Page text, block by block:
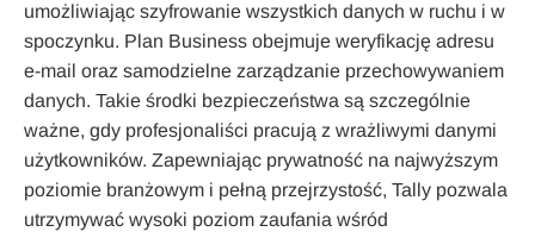
umożliwiając szyfrowanie wszystkich danych w ruchu i w
spoczynku. Plan Business obejmuje weryfikację adresu
e-mail oraz samodzielne zarządzanie przechowywaniem
danych. Takie środki bezpieczeństwa są szczególnie
ważne, gdy profesjonaliści pracują z wrażliwymi danymi
użytkowników. Zapewniając prywatność na najwyższym
poziomie branżowym i pełną przejrzystość, Tally pozwala
utrzymywać wysoki poziom zaufania wśród